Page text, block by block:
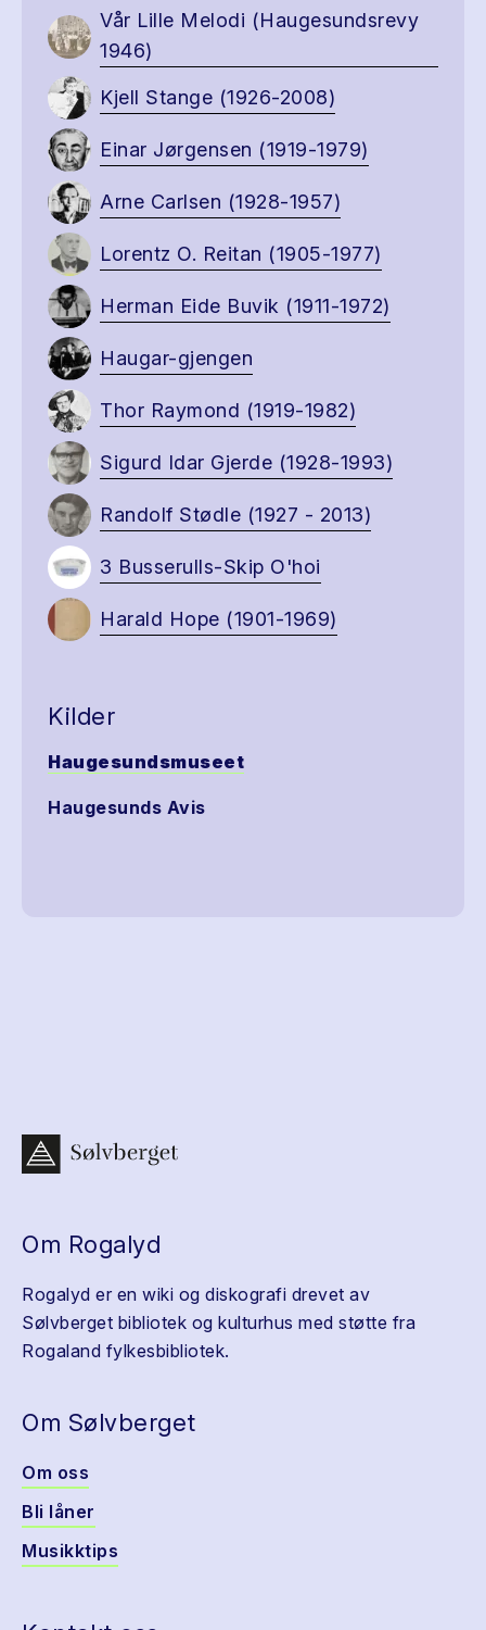
Vår Lille Melodi (Haugesundsrevy
1946)
Kjell Stange (1926-2008)
Einar Jørgensen (1919-1979)
Arne Carlsen (1928-1957)
Lorentz O. Reitan (1905-1977)
Herman Eide Buvik (1911-1972)
Haugar-gjengen
Thor Raymond (1919-1982)
Sigurd Idar Gjerde (1928-1993)
Randolf Stødle (1927 - 2013)
3 Busserulls-Skip O'hoi
Harald Hope (1901-1969)
Kilder
Haugesundsmuseet
Haugesunds Avis
Om Rogalyd
Rogalyd er en wiki og diskografi drevet av
Sølvberget bibliotek og kulturhus med støtte fra
Rogaland fylkesbibliotek.
Om Sølvberget
Om oss
Bli låner
Musikktips